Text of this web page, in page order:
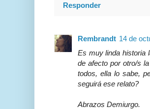
Responder
Rembrandt 14 de
Es muy linda historia
de afecto por otro/s
todos, ella lo sabe,
seguirá ese relato?
Abrazos Demiurgo.